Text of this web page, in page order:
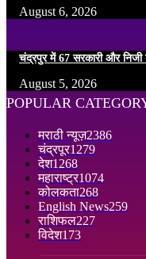
August 6, 2026
चंद्रपुर में 67 सरकारी और निजी
August 5, 2026
POPULAR
मराठी न्यूज़2386
चंद्रपूर1279
देश1268
महाराष्ट्र1074
कोलकता268
English News259
राशिफल227
विदेश173